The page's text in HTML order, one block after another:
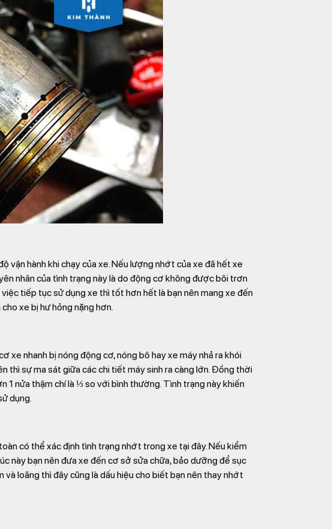
vận hành khi chạy của xe. Nếu lượng nhớt của xe đã hết xe
nhân của tình trạng này là do động cơ không được bôi trơn
tiếp tục sử dụng xe thì tốt hơn hết là bạn nên mang xe đến
xe bị hư hỏng nặng hơn.
xe nhanh bị nóng động cơ, nóng bô hay xe máy nhả ra khói
thì sự ma sát giữa các chi tiết máy sinh ra càng lớn. Đồng thời
1 nửa thậm chí là ⅓ so với bình thường. Tình trạng này khiến
dụng.
có thể xác định tình trạng nhớt trong xe tại đây. Nếu kiểm
này bạn nên đưa xe đến cơ sở sửa chữa, bảo dưỡng để sục
loãng thì đây cũng là dấu hiệu cho biết bạn nên thay nhớt